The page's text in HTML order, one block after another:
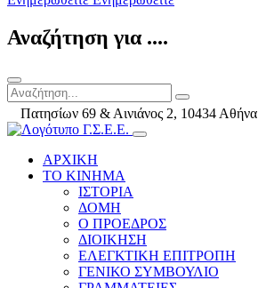
Αναζήτηση για ....
Πατησίων 69 & Αινιάνος 2, 10434 Αθήνα
ΑΡΧΙΚΗ
ΤΟ ΚΙΝΗΜΑ
ΙΣΤΟΡΙΑ
ΔΟΜΗ
Ο ΠΡΟΕΔΡΟΣ
ΔΙΟΙΚΗΣΗ
ΕΛΕΓΚΤΙΚΗ ΕΠΙΤΡΟΠΗ
ΓΕΝΙΚΟ ΣΥΜΒΟΥΛΙΟ